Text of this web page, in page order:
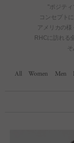
All Women Men